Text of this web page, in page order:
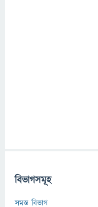
বিভাগসমূহ
সমস্ত বিভাগ